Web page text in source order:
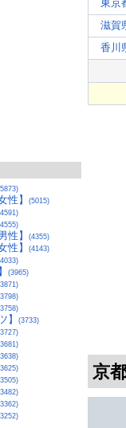
性】 (5015)
性】 (4355)
性】 (4143)
(3965)
】 (3733)
東京
滋賀
香川
京